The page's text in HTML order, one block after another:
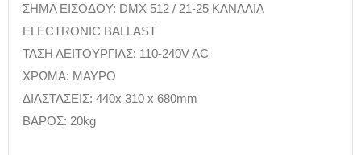
ΣΗΜΑ ΕΙΣΟΔΟΥ: DMX 512 / 21-25 ΚΑΝΑΛΙΑ
ELECTRONIC BALLAST
ΤΑΣΗ ΛΕΙΤΟΥΡΓΙΑΣ: 110-240V AC
ΧΡΩΜΑ: ΜΑΥΡΟ
ΔΙΑΣΤΑΣΕΙΣ: 440x 310 x 680mm
ΒΑΡΟΣ: 20kg